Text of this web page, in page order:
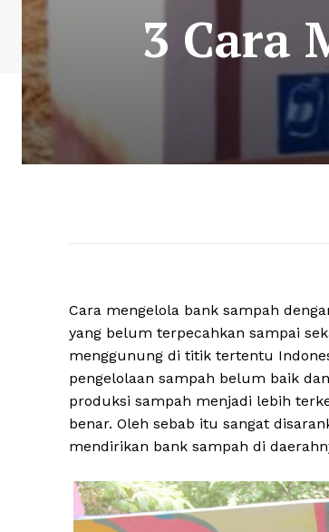
3 Cara
Cara mengelola bank sampah
yang belum terpecahkan sampai
menggunung di titik tertentu
pengelolaan sampah belum baik
produksi sampah menjadi lebih
benar. Oleh sebab itu sangat
mendirikan bank sampah di